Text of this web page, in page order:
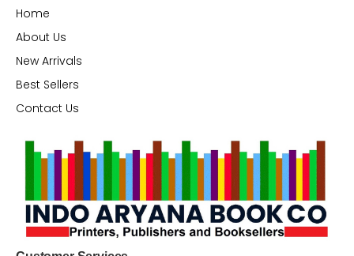
Home
About Us
New Arrivals
Best Sellers
Contact Us